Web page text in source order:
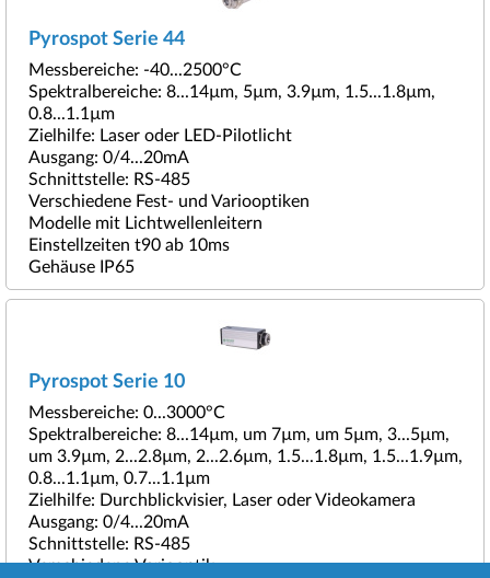
Pyrospot Serie 44
Messbereiche: -40...2500°C
Spektralbereiche: 8...14µm, 5µm, 3.9µm, 1.5...1.8µm,
0.8...1.1µm
Zielhilfe: Laser oder LED-Pilotlicht
Ausgang: 0/4...20mA
Schnittstelle: RS-485
Verschiedene Fest- und Variooptiken
Modelle mit Lichtwellenleitern
Einstellzeiten t90 ab 10ms
Gehäuse IP65
Pyrospot Serie 10
Messbereiche: 0...3000°C
Spektralbereiche: 8...14µm, um 7µm, um 5µm, 3...5µm,
um 3.9µm, 2...2.8µm, 2...2.6µm, 1.5...1.8µm, 1.5...1.9µm,
0.8...1.1µm, 0.7...1.1µm
Zielhilfe: Durchblickvisier, Laser oder Videokamera
Ausgang: 0/4...20mA
Schnittstelle: RS-485
Verschiedene Variooptik